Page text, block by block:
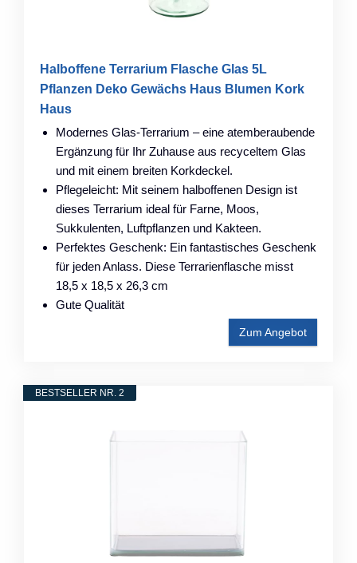
Halboffene Terrarium Flasche Glas 5L
Pflanzen Deko Gewächs Haus Blumen Kork
Haus
Modernes Glas-Terrarium – eine atemberaubende
Ergänzung für Ihr Zuhause aus recyceltem Glas
und mit einem breiten Korkdeckel.
Pflegeleicht: Mit seinem halboffenen Design ist
dieses Terrarium ideal für Farne, Moos,
Sukkulenten, Luftpflanzen und Kakteen.
Perfektes Geschenk: Ein fantastisches Geschenk
für jeden Anlass. Diese Terrarienflasche misst
18,5 x 18,5 x 26,3 cm
Gute Qualität
Zum Angebot
BESTSELLER NR. 2